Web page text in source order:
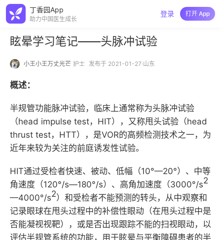
丁香园App
助力中国医生成长
登录 打开 App
眩晕学习笔记——头脉冲试验
小王小王万丈光芒 护士 发布于 2021-01-27·山东
概述：
半规管功能脉冲试验，临床上通常称为头脉冲试验
（head impulse test，HIT），又称甩头试验（head
thrust test，HTT），是VOR的高频检测技术之一，为
近年来较为关注的前庭诱发性试验。
HIT通过受检者快速、被动、低幅（10°—20°）、中等
角速度（120°/s—180°/s）、高角加速度（3000°/s2
—4000°/s2）和受检者不能预测的转头，从中观察和
记录眼球在甩头过程中的补偿性眼动（在甩头过程中是
否能凝视视靶），或是否出现跟踪不能的扫视眼动，以
评估半规管系统的功能，用于眩晕与平衡障碍患者的半